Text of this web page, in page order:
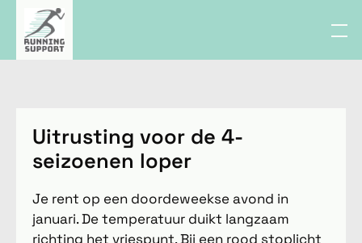
Uitrusting voor de 4-
seizoenen loper
Je rent op een doordeweekse avond in
januari. De temperatuur duikt langzaam
richting het vriespunt. Bij een rood stoplicht